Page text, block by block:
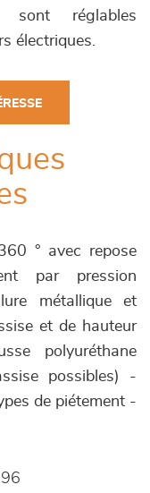
sont réglables
électriques.
° avec repose
par pression
métallique et
et de hauteur
polyuréthane
possibles) -
de piétement -